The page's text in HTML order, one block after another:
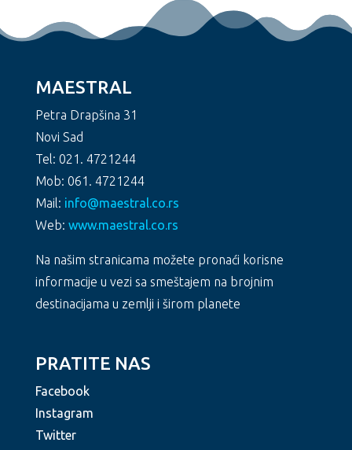
MAESTRAL
Petra Drapšina 31
Novi Sad
Tel: 021. 4721244
Mob: 061. 4721244
Mail: info@maestral.co.rs
Web: www.maestral.co.rs
Na našim stranicama možete pronaći korisne
informacije u vezi sa smeštajem na brojnim
destinacijama u zemlji i širom planete
PRATITE NAS
Facebook
Instagram
Twitter